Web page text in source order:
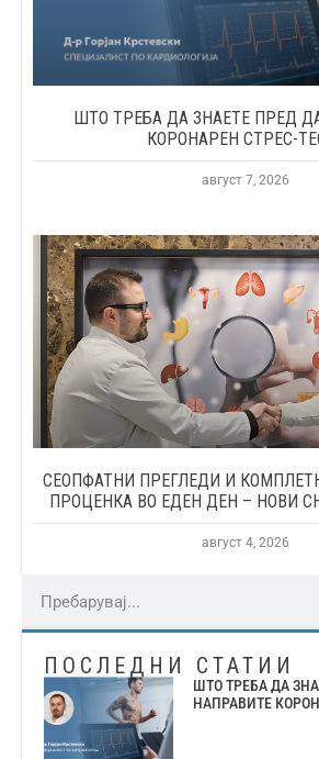
ШТО ТРЕБА ДА ЗНАЕТЕ ПРЕД
КОРОНАРЕН СТРЕС-
август 7, 2026
СЕОПФАТНИ ПРЕГЛЕДИ И
ПРОЦЕНКА ВО ЕДЕН ДЕН – НОВИ
август 4, 2026
ПОСЛЕДНИ СТАТИИ
ШТО ТРЕБА ДА
НАПРАВИТЕ